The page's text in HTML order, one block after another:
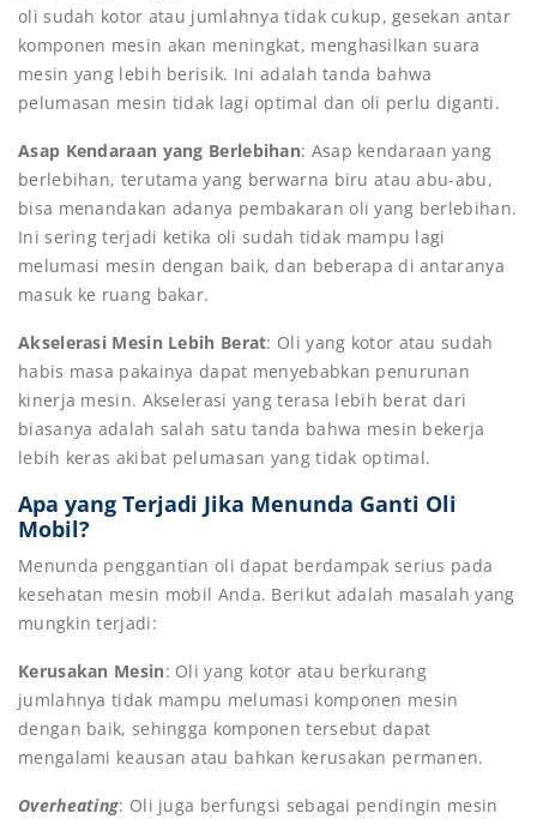
oli sudah kotor atau jumlahnya tidak cukup, gesekan antar
komponen mesin akan meningkat, menghasilkan suara
mesin yang lebih berisik. Ini adalah tanda bahwa
pelumasan mesin tidak lagi optimal dan oli perlu diganti.
Asap Kendaraan yang Berlebihan: Asap kendaraan yang
berlebihan, terutama yang berwarna biru atau abu-abu,
bisa menandakan adanya pembakaran oli yang berlebihan.
Ini sering terjadi ketika oli sudah tidak mampu lagi
melumasi mesin dengan baik, dan beberapa di antaranya
masuk ke ruang bakar.
Akselerasi Mesin Lebih Berat: Oli yang kotor atau sudah
habis masa pakainya dapat menyebabkan penurunan
kinerja mesin. Akselerasi yang terasa lebih berat dari
biasanya adalah salah satu tanda bahwa mesin bekerja
lebih keras akibat pelumasan yang tidak optimal.
Apa yang Terjadi Jika Menunda Ganti Oli
Mobil?
Menunda penggantian oli dapat berdampak serius pada
kesehatan mesin mobil Anda. Berikut adalah masalah yang
mungkin terjadi:
Kerusakan Mesin: Oli yang kotor atau berkurang
jumlahnya tidak mampu melumasi komponen mesin
dengan baik, sehingga komponen tersebut dapat
mengalami keausan atau bahkan kerusakan permanen.
Overheating: Oli juga berfungsi sebagai pendingin mesin